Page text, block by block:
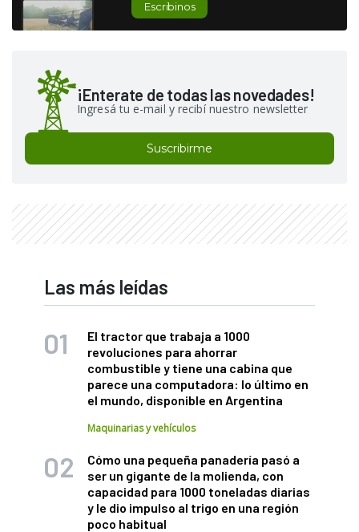
Escribinos
¡Enterate de todas las novedades!
Ingresá tu e-mail y recibí nuestro newsletter
Suscribirme
Las más leídas
El tractor que trabaja a 1000
revoluciones para ahorrar
combustible y tiene una cabina que
parece una computadora: lo último en
el mundo, disponible en Argentina
Maquinarias y vehículos
Cómo una pequeña panadería pasó a
ser un gigante de la molienda, con
capacidad para 1000 toneladas diarias
y le dio impulso al trigo en una región
poco habitual